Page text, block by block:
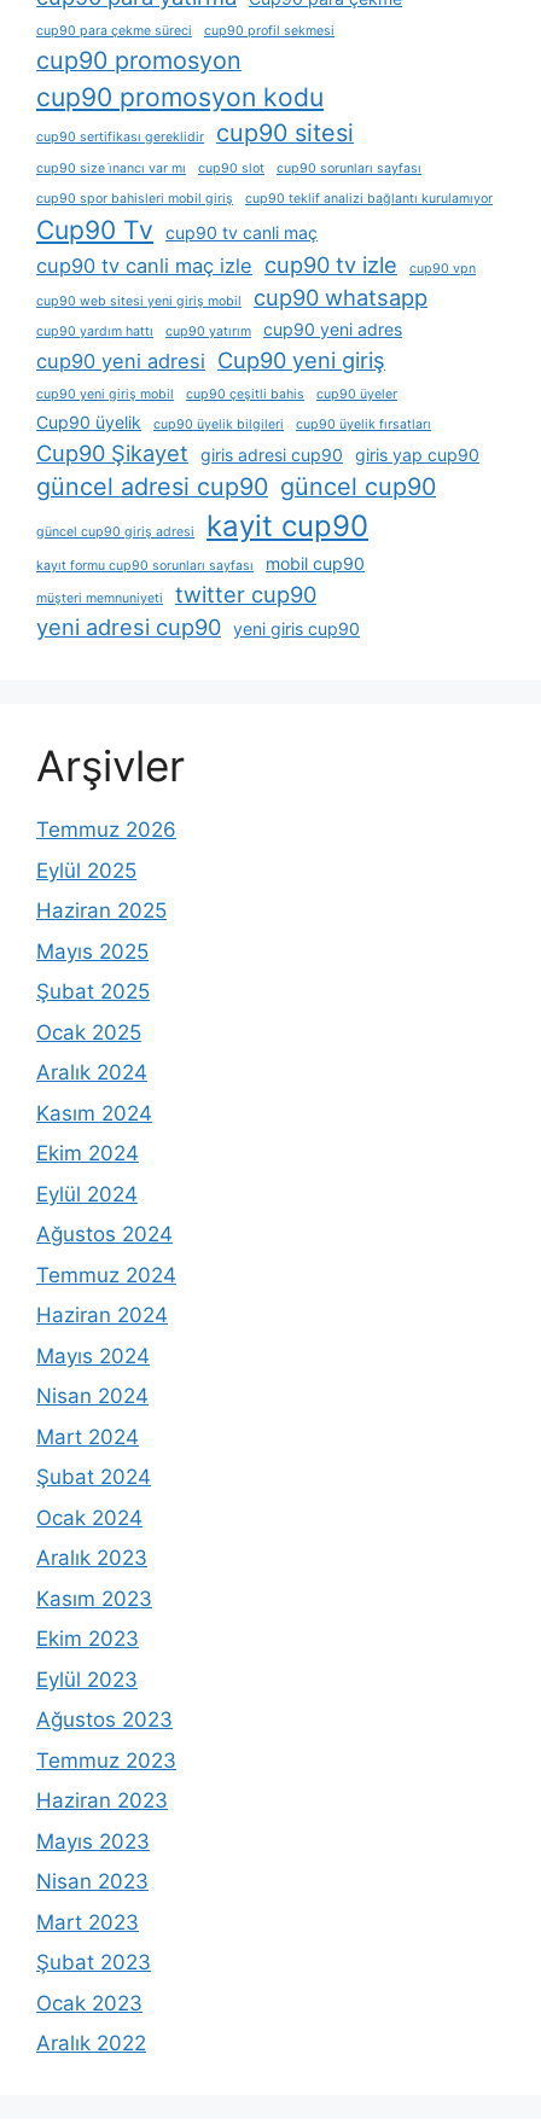
cup90 para çekme süreci cup90 profil sekmesi
cup90 promosyon
cup90 promosyon kodu
cup90 sertifikası gereklidir cup90 sitesi
cup90 size i̇nancı var mı cup90 slot
cup90 sorunları sayfası
cup90 spor bahisleri mobil giriş
cup90 teklif analizi bağlantı kurulamıyor
Cup90 Tv cup90 tv canli maç
cup90 tv canli maç izle cup90 tv izle cup90 vpn
cup90 web sitesi yeni giriş mobil cup90 whatsapp
cup90 yardım hattı cup90 yatırım cup90 yeni adres
cup90 yeni adresi Cup90 yeni giriş
cup90 yeni giriş mobil cup90 çeşitli bahis cup90 üyeler
Cup90 üyelik cup90 üyelik bilgileri cup90 üyelik fırsatları
Cup90 Şikayet giris adresi cup90 giris yap cup90
güncel adresi cup90 güncel cup90
güncel cup90 giriş adresi kayit cup90
kayıt formu cup90 sorunları sayfası mobil cup90
müşteri memnuniyeti
twitter cup90
yeni adresi cup90 yeni giris cup90
Arşivler
Temmuz 2026
Eylül 2025
Haziran 2025
Mayıs 2025
Şubat 2025
Ocak 2025
Aralık 2024
Kasım 2024
Ekim 2024
Eylül 2024
Ağustos 2024
Temmuz 2024
Haziran 2024
Mayıs 2024
Nisan 2024
Mart 2024
Şubat 2024
Ocak 2024
Aralık 2023
Kasım 2023
Ekim 2023
Eylül 2023
Ağustos 2023
Temmuz 2023
Haziran 2023
Mayıs 2023
Nisan 2023
Mart 2023
Şubat 2023
Ocak 2023
Aralık 2022